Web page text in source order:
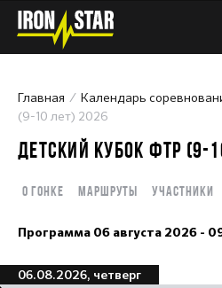
Главная Календарь
(9-10 лет) 2026
ДЕТСКИЙ КУБОК ФТР (9-
О гонке Маршруты Участники
Программа 06 августа 2026 -
06.08.2026, четверг